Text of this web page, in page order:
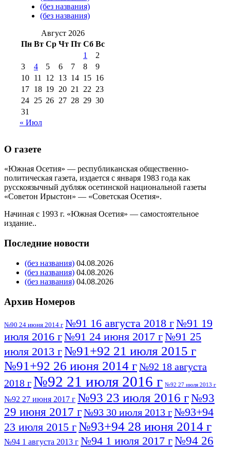
августа 2016 г(10)
№98 8 августа 2013 г
августа 2012 г
2017 г (9)
2016 г
(12) №99 8 июля 2014 г
августа 2012 г(11)
августа 2013 г (12)
(без названия)
(без названия)
Август 2026
Пн Вт Ср Чт Пт Сб Вс
1
2
3
4 5 6 7 8
9
10 11 12 13 14 15 16
17 18 19 20 21 22 23
24 25 26 27 28 29 30
31
« Июл
О газете
«Южная Осетия» — республиканская общественно-
политическая газета, издается с января 1983 года как
русскоязычный дубляж осетинской национальной газеты
«Советон Ирыстон» — «Советская Осетия».
Начиная с 1993 г. «Южная Осетия» — самостоятельное
издание..
Последние новости
(без названия) 04.08.2026
(без названия) 04.08.2026
(без названия) 04.08.2026
Архив Номеров
№90 24 июня 2014 г №91 16 августа 2018 г№91 19
июля 2016 г№91 24 июня 2017 г№91 25
июля 2013 г№91+92 21 июля 2015 г
№91+92 26 июня 2014 г№92 18 августа
2018 г№92 21 июля 2016 г №92 27 июля 2013 г
№92 27 июня 2017 г №93 23 июля 2016 г№93
29 июня 2017 г№93 30 июля 2013 г№93+94
23 июля 2015 г№93+94 28 июня 2014 г
№94 1 августа 2013 г №94 1 июля 2017 г№94 26